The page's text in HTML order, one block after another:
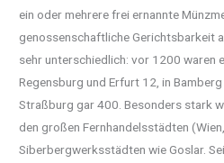
ein oder mehrere frei ernannte
genossenschaftliche Gerichtsbarkeit
sehr unterschiedlich: vor 1200 waren
Regensburg und Erfurt 12, in
Straßburg gar 400. Besonders stark
den großen Fernhandelsstädten
Siberbergwerksstädten wie Goslar.